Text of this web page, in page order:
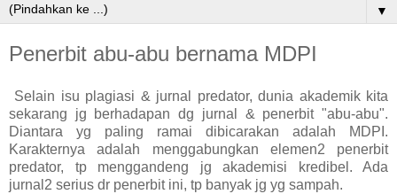
▼
Penerbit abu-abu bernama MDPI
Selain isu plagiasi & jurnal predator, dunia akademik kita
sekarang jg berhadapan dg jurnal & penerbit "abu-abu".
Diantara yg paling ramai dibicarakan adalah MDPI.
Karakternya adalah menggabungkan elemen2 penerbit
predator, tp menggandeng jg akademisi kredibel. Ada
jurnal2 serius dr penerbit ini, tp banyak jg yg sampah.